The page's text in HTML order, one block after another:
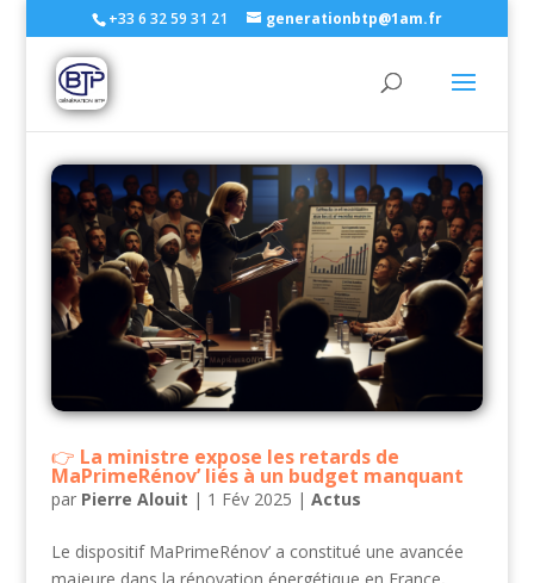
+33 6 32 59 31 21 generationbtp@1am.fr
La ministre expose les retards de
MaPrimeRénov’ liés à un budget manquant
par Pierre Alouit | 1 Fév 2025 | Actus
Le dispositif MaPrimeRénov’ a constitué une avancée